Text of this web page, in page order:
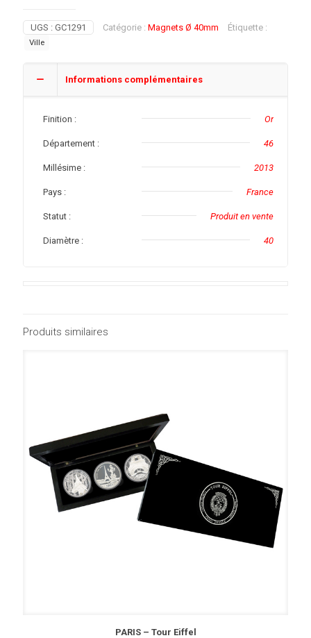
UGS : GC1291 Catégorie : Magnets Ø 40mm Étiquette :
Ville
Informations complémentaires
Finition : Or
Département : 46
Millésime : 2013
Pays : France
Statut : Produit en vente
Diamètre : 40
Produits similaires
PARIS – Tour Eiffel